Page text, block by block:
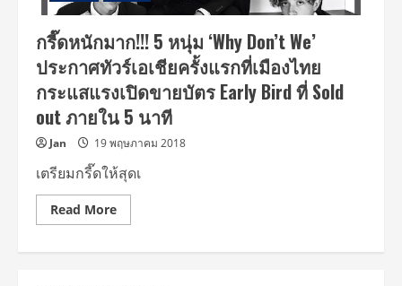
กรี๊ดหนักมาก!!! 5 หนุ่ม ‘Why Don’t We’
ประกาศทัวร์เอเชียครั้งแรกที่เมืองไทย
กระแสแรงเปิดขายบัตร Early Bird ที่ Sold
out ภายใน 5 นาที
Jan 19 พฤษภาคม 2018
เตรียมกรี๊ดให้สุดเ
Read MoreRead
more